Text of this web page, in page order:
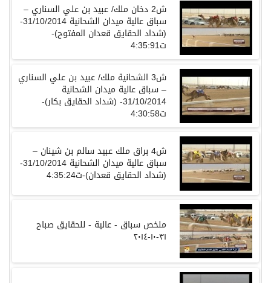
ش2 دخان ملك/ عبيد بن علي السناري –
سباق عالية ميدان الشحانية 31/10/2014-
(شداد الحقايق قعدان المفتوح)-
ت4:35:91
ش3 الشحانية ملك/ عبيد بن علي السناري
– سباق عالية ميدان الشحانية
31/10/2014- (شداد الحقايق بكار)-
ت4:30:58
ش4 براق ملك عبيد سالم بن شينان –
سباق عالية ميدان الشحانية 31/10/2014-
(شداد الحقايق قعدان)-ت4:35:24
ملخص سباق - عالية - للحقايق صباح
٣١-١٠-٢٠١٤